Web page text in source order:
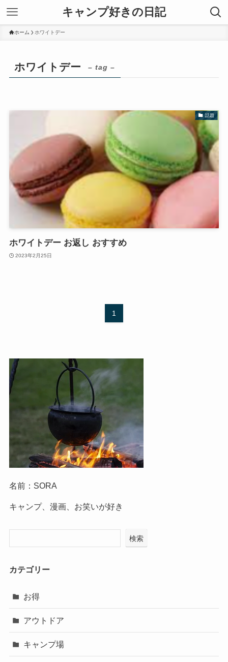
キャンプ好きの日記
ホーム ホワイトデー
ホワイトデー – tag –
話題
ホワイトデー お返し おすすめ
2023年2月25日
1
名前：SORA
キャンプ、漫画、お笑いが好き
検索
カテゴリー
お得
アウトドア
キャンプ場